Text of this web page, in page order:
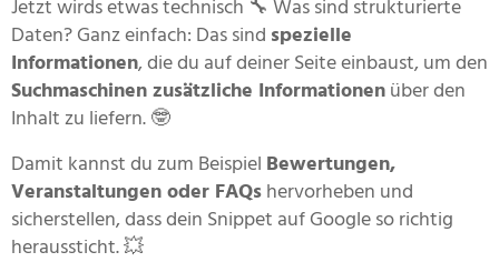
Jetzt wirds etwas technisch 🔧 Was sind strukturierte
Daten? Ganz einfach: Das sind spezielle
Informationen, die du auf deiner Seite einbaust, um den
Suchmaschinen zusätzliche Informationen über den
Inhalt zu liefern. 🤓
Damit kannst du zum Beispiel Bewertungen,
Veranstaltungen oder FAQs hervorheben und
sicherstellen, dass dein Snippet auf Google so richtig
heraussticht. 💥